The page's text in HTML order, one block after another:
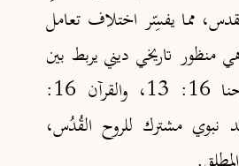
مما يفسِّر اختلاف تعامل
منظور تاريخي ديني يربط بين
يوئيل 2: 28، ويوحنا 16: 13، والقرآن 16:
نبوي مشترك للروح القُدُس،